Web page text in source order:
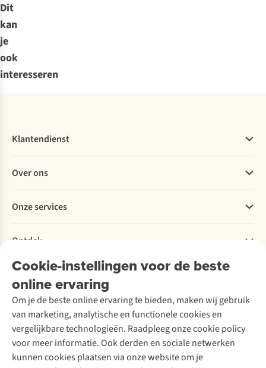
Dit
kan
je
ook
interesseren
Cookie-instellingen voor de beste
online ervaring
Om je de beste online ervaring te bieden, maken wij gebruik
van marketing, analytische en functionele cookies en
vergelijkbare technologieën. Raadpleeg onze cookie policy
voor meer informatie. Ook derden en sociale netwerken
kunnen cookies plaatsen via onze website om je
Klantendienst
Bestellen
Betalen
Levering
Retourneren
Bestelling herroepen
Garantie
Contact
Over ons
Explore More
Verantwoord ondernemen
Over Ayacucho
Onze winkels
Over A.S.Adventure
Toegankelijkheidsverklaring
Onze services
Ski-onderhoud
Wasservice
Schoenonderhoud
Schoenherstelling
Kledingherstelling
Retouches
Voor bedrijven
Ontdek
A.S.Magazine
Podcast
Explore Academy
Explore Camp
Gear Check
Inspiratie & advies
Meld je aan voor de nieuwsbrief
Follow us